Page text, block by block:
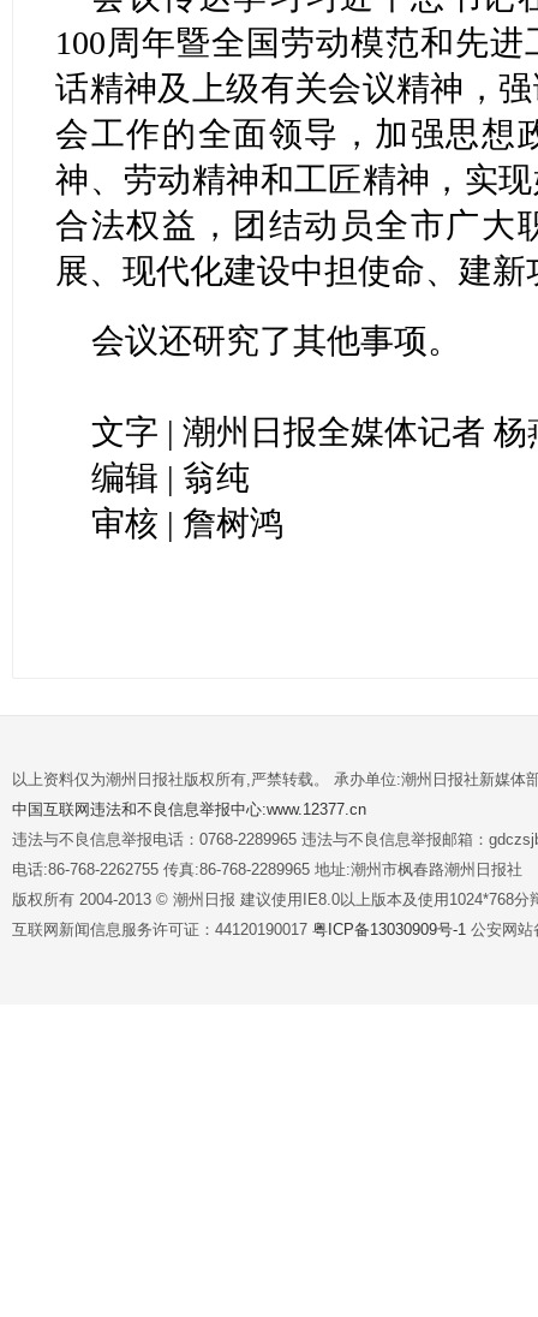
100周年暨全国劳动模范和先
话精神及上级有关会议精神，
会工作的全面领导，加强思想
神、劳动精神和工匠精神，实
合法权益，团结动员全市广大
展、现代化建设中担使命、建新
会议还研究了其他事项。
文字 | 潮州日报全媒体记者
编辑 | 翁纯
审核 | 詹树鸿
以上资料仅为潮州日报社版权所有,严禁转载。 承办单位:潮州日报社新媒体
中国互联网违法和不良信息举报中心:www.12377.cn
违法与不良信息举报电话：0768-2289965 违法与不良信息举报邮箱：
电话:86-768-2262755 传真:86-768-2289965 地址:潮州市枫春路潮州日报社
版权所有 2004-2013 © 潮州日报 建议使用IE8.0以上版本及使用1024*768分
互联网新闻信息服务许可证：44120190017 粤ICP备13030909号-1 公安网站